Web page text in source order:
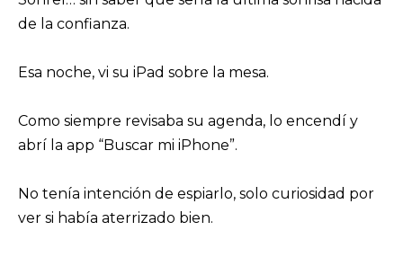
de la confianza.
Esa noche, vi su iPad sobre la mesa.
Como siempre revisaba su agenda, lo encendí y
abrí la app “Buscar mi iPhone”.
No tenía intención de espiarlo, solo curiosidad por
ver si había aterrizado bien.